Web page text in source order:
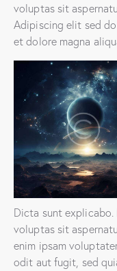
voluptas sit
Adipiscing elit sed
et dolore magna
Dicta sunt explicabo.
voluptas sit
enim ipsam
odit aut fugit, sed